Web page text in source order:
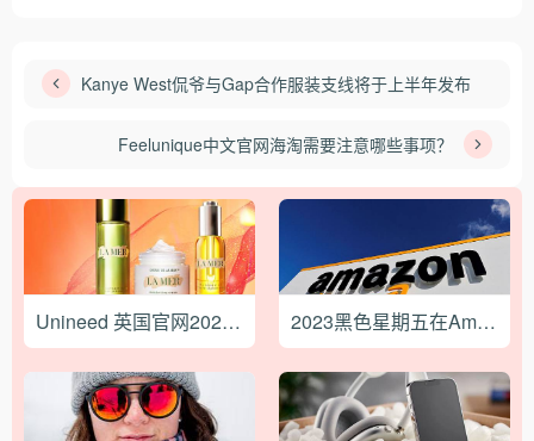
Kanye West侃爷与Gap合作服装支线将于上半年发布
Feelunique中文官网海淘需要注意哪些事项？
Unineed 英国官网2021最新海淘攻略 2023黑色星期五在Amazon亚马逊上买什么（和避免购买什么）